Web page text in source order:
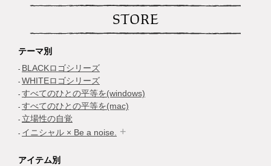
STORE
テーマ別
BLACKロゴシリーズ
WHITEロゴシリーズ
すべてのひとの平等を(windows)
すべてのひとの平等を(mac)
立場性の自覚
イニシャル × Be a noise.
アイテム別